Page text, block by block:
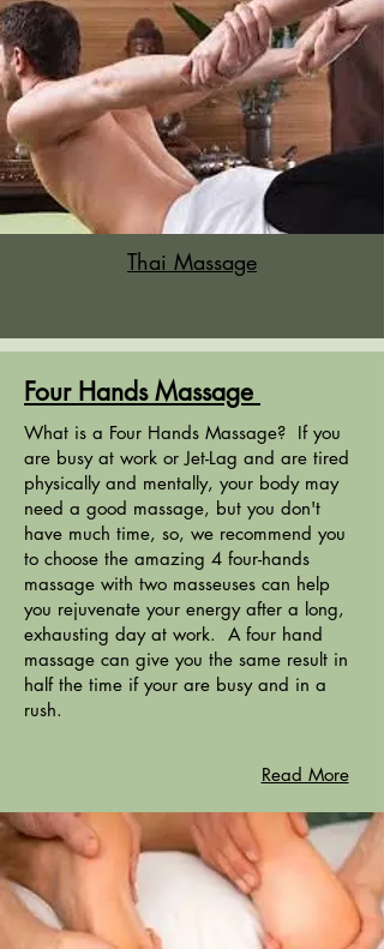
Thai Massage
Four Hands Massage
What is a Four Hands Massage? If you
are busy at work or Jet-Lag and are tired
physically and mentally, your body may
need a good massage, but you don't
have much time, so, we recommend you
to choose the amazing 4 four-hands
massage with two masseuses can help
you rejuvenate your energy after a long,
exhausting day at work. A four hand
massage can give you the same result in
half the time if your are busy and in a
rush.
Read More